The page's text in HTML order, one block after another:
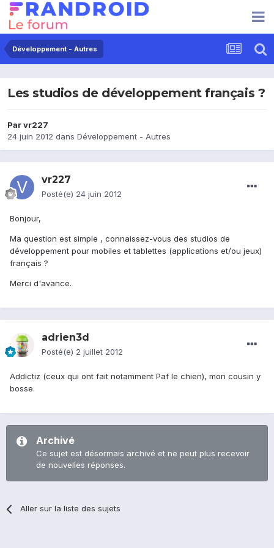
Développement - Autres
Les studios de développement français ?
Parvr227
24 juin 2012 dans Développement - Autres
vr227
Posté(e) 24 juin 2012
Bonjour,
Ma question est simple , connaissez-vous des studios de
développement pour mobiles et tablettes (applications et/ou jeux)
français ?
Merci d'avance.
adrien3d
Posté(e) 2 juillet 2012
Addictiz (ceux qui ont fait notamment Paf le chien), mon cousin y
bosse.
Archivé
Ce sujet est désormais archivé et ne peut plus recevoir
de nouvelles réponses.
Aller sur la liste des sujets